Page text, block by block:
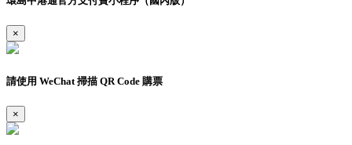
×
請使用 WeChat 掃描 QR Code 購票
×